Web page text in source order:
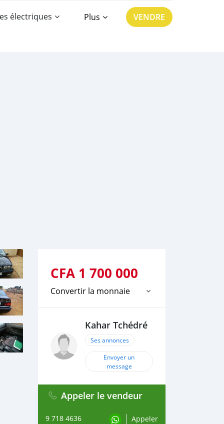
électriques Plus VENDRE
CFA 1 700 000
Convertir la monnaie
Kahar Tchédré
Ses annonces
Envoyer un
message
Appeler le vendeur
9 718 4636 Appeler